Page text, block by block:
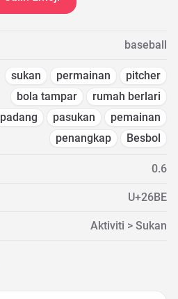
baseball
sukan permainan
pitcher
bola tampar
rumah berlari
padang
pasukan
pemainan
penangkap
Besbol
0.6
U+26BE
Aktiviti > Sukan